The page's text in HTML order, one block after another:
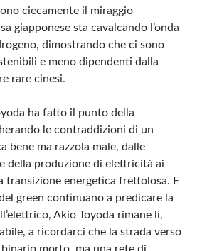
ciecamente il miraggio
giapponese sta cavalcando l’onda
dimostrando che ci sono
e meno dipendenti dalla
rare cinesi.
ha fatto il punto della
le contraddizioni di un
bene ma razzola male, dalle
della produzione di elettricità ai
transizione energetica frettolosa. E
green continuano a predicare la
Akio Toyoda rimane lì,
a ricordarci che la strada verso